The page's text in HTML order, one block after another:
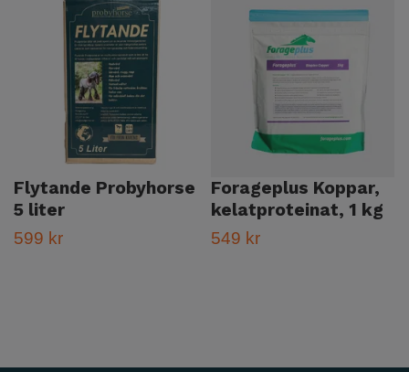
Flytande Probyhorse
5 liter
599 kr
Forageplus Koppar,
kelatproteinat, 1 kg
549 kr